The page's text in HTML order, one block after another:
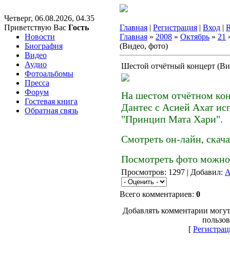
Четверг, 06.08.2026, 04.35
Приветствую Вас Гость Главная | Регистрация | Вход |
Новости
Биография
Видео
Аудио
Фотоальбомы
Пресса
Форум
Гостевая книга
Обратная связь
Главная » 2008 » Октябрь » 21
(Видео, фото)
Шестой отчётный концерт
На шестом отчётном
Дантес с Асией Ахат
"Принцип Мата Хари".
Смотреть он-лайн,
Посмотреть фото
Просмотров: 1297 | Добавил:
Всего комментариев: 0
Добавлять комментарии
[